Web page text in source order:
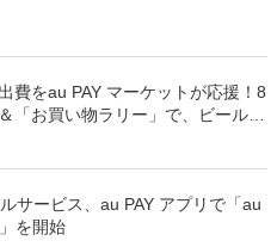
費をau PAY マーケットが応援！8
「お買い物ラリー」で、ビール・
サービス、au PAY アプリで「au
を開始